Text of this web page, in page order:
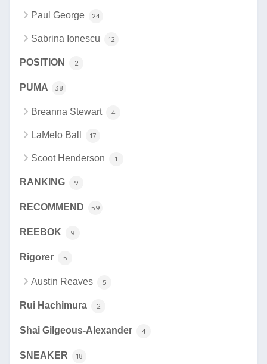
Paul George 24
Sabrina Ionescu 12
POSITION 2
PUMA 38
Breanna Stewart 4
LaMelo Ball 17
Scoot Henderson 1
RANKING 9
RECOMMEND 59
REEBOK 9
Rigorer 5
Austin Reaves 5
Rui Hachimura 2
Shai Gilgeous-Alexander 4
SNEAKER 18